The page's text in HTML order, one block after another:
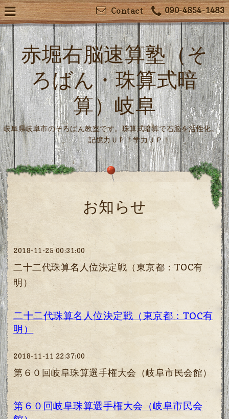
090-4854-1483
Contact
赤堀右脳速算塾（そ
ろばん・珠算式暗
算）岐阜
岐阜県岐阜市のそろばん教室です。珠算式暗算で右脳を活性化。
記憶力ＵＰ！学力ＵＰ！
お知らせ
2018-11-25 00:31:00
二十二代珠算名人位決定戦（東京都：TOC有
明）
二十二代珠算名人位決定戦（東京都：TOC有
明）
2018-11-11 22:37:00
第６０回岐阜珠算選手権大会（岐阜市民会館）
第６０回岐阜珠算選手権大会（岐阜市民会